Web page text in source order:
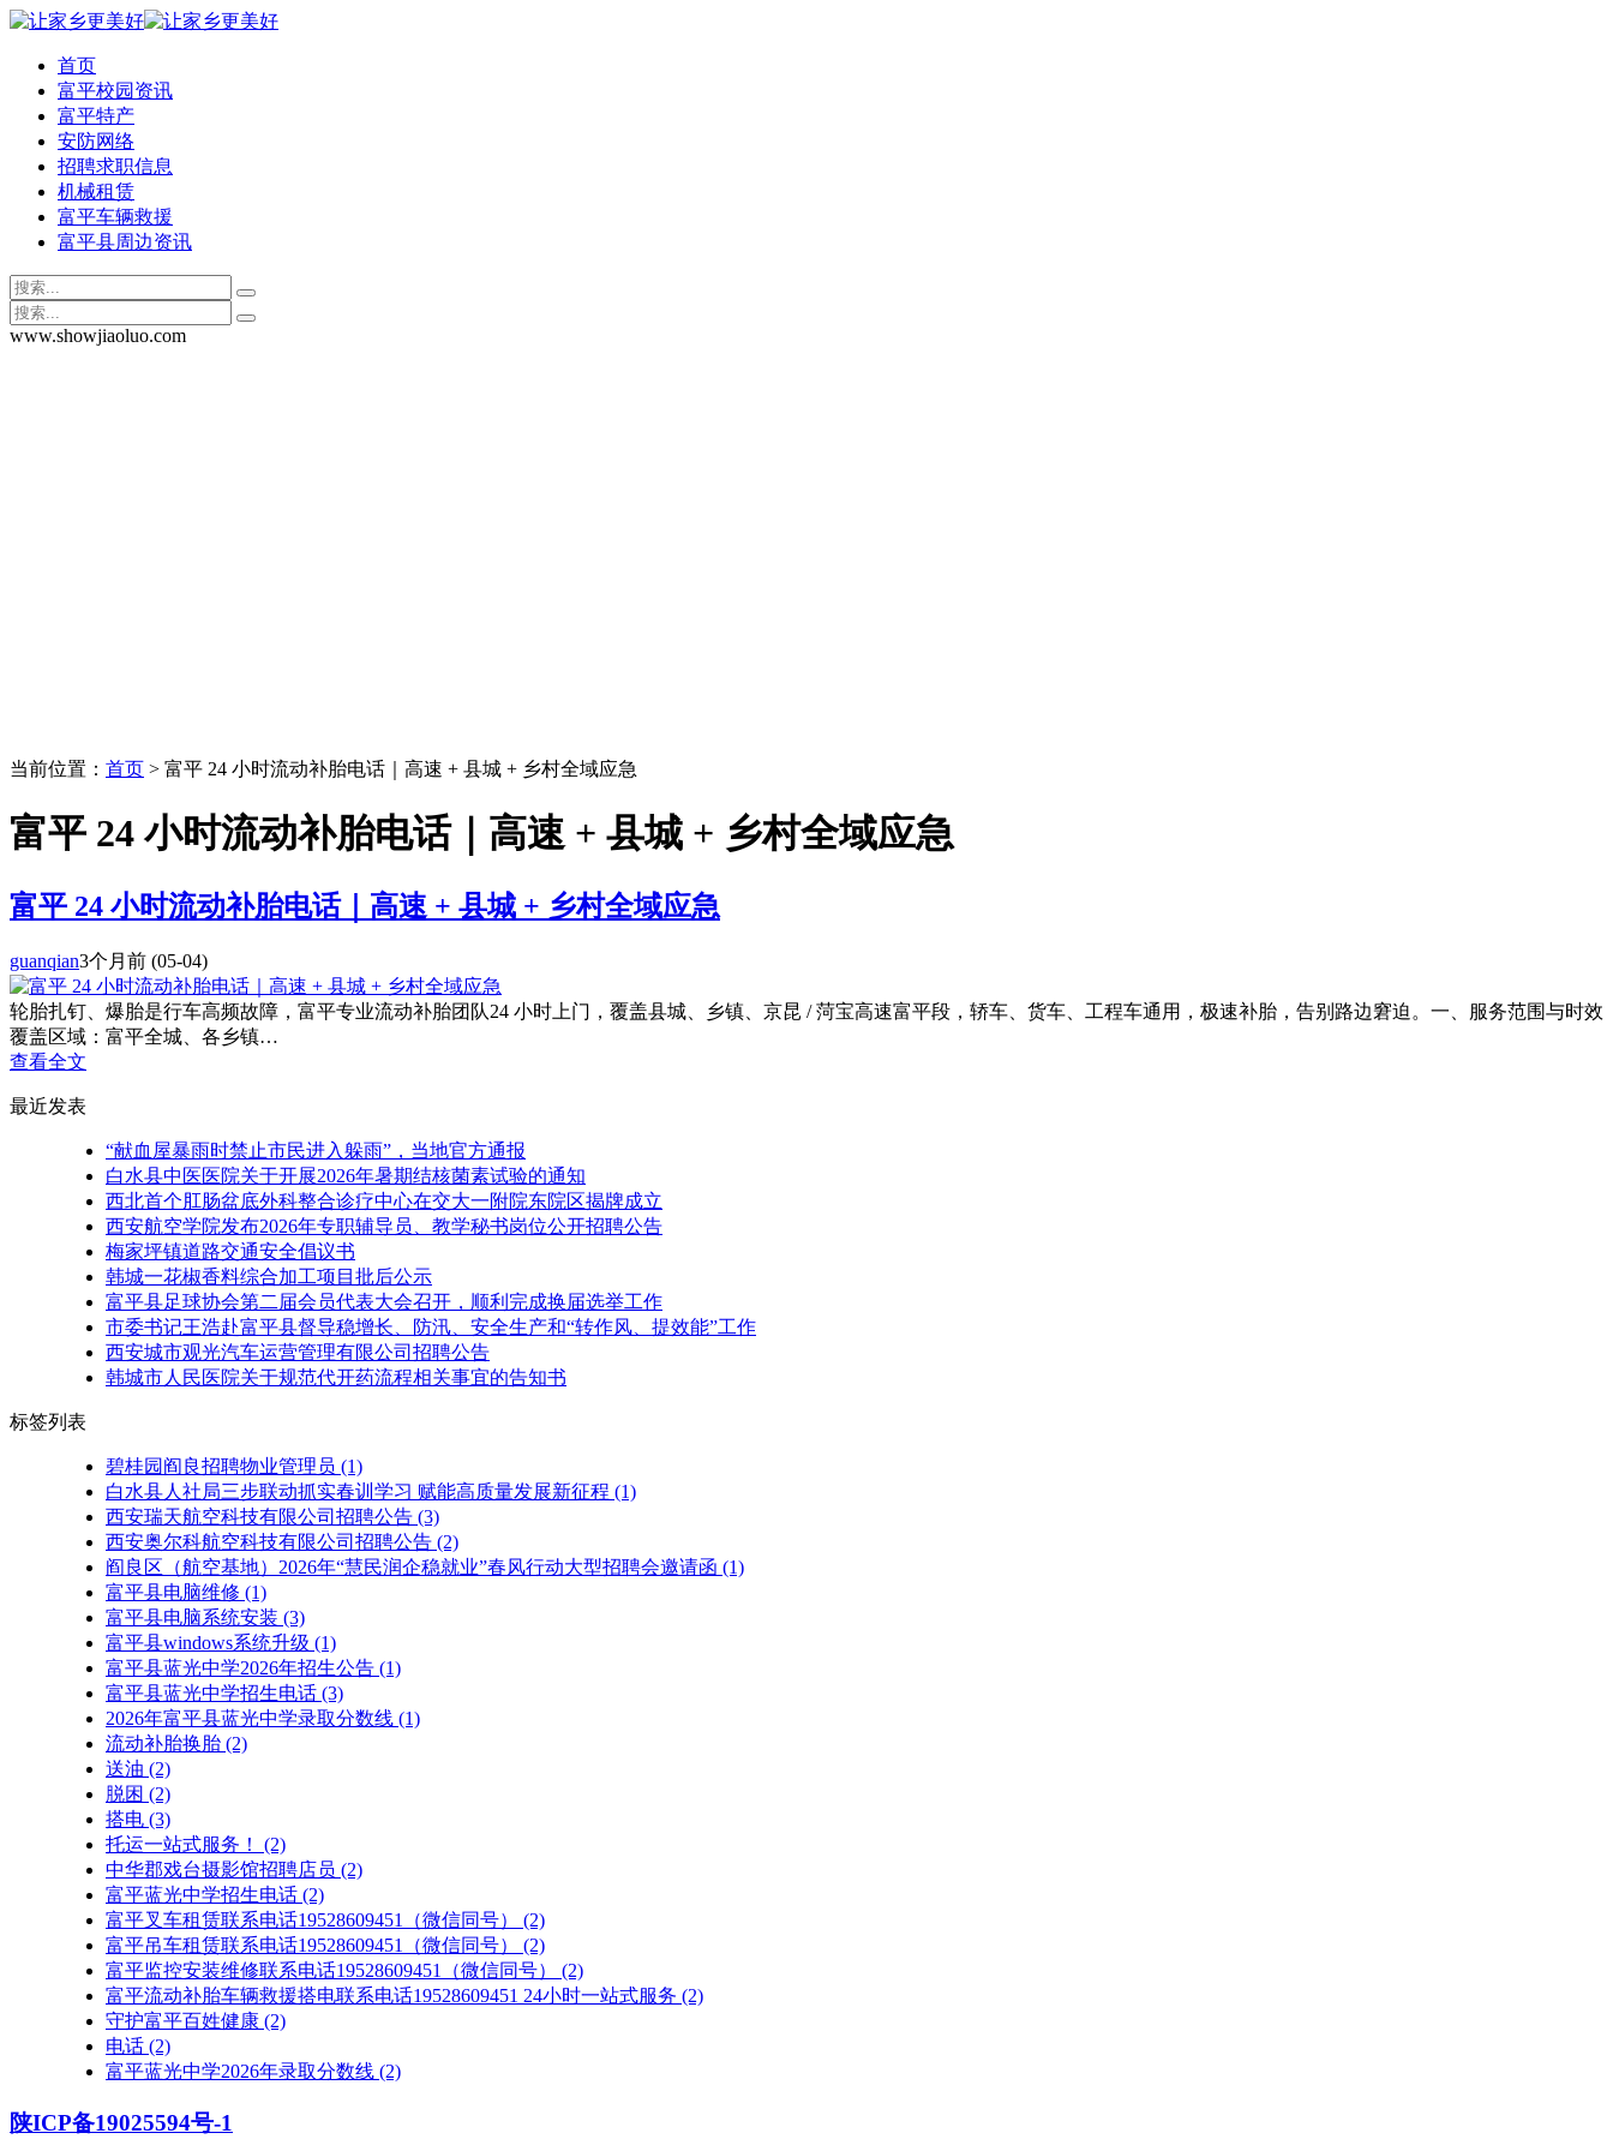
首页
富平校园资讯
富平特产
安防网络
招聘求职信息
机械租赁
富平车辆救援
富平县周边资讯
www.showjiaoluo.com
当前位置： 首页 > 富平 24 小时流动补胎电话｜高速 + 县城 + 乡村全域应急
富平 24 小时流动补胎电话｜高速 + 县城 + 乡村全域应急
富平 24 小时流动补胎电话｜高速 + 县城 + 乡村全域应急
guanqian3个月前 (05-04)
轮胎扎钉、爆胎是行车高频故障，富平专业流动补胎团队24 小时上门，覆盖县城、乡镇、京昆 / 菏宝高速富平段，轿车、货车、工程车通用，极速补胎，告别路边窘迫。一、服务范围与时效
覆盖区域：富平全城、各乡镇…
查看全文
最近发表
“献血屋暴雨时禁止市民进入躲雨”，当地官方通报
白水县中医医院关于开展2026年暑期结核菌素试验的通知
西北首个肛肠盆底外科整合诊疗中心在交大一附院东院区揭牌成立
西安航空学院发布2026年专职辅导员、教学秘书岗位公开招聘公告
梅家坪镇道路交通安全倡议书
韩城一花椒香料综合加工项目批后公示
富平县足球协会第二届会员代表大会召开，顺利完成换届选举工作
市委书记王浩赴富平县督导稳增长、防汛、安全生产和“转作风、提效能”工作
西安城市观光汽车运营管理有限公司招聘公告
韩城市人民医院关于规范代开药流程相关事宜的告知书
标签列表
碧桂园阎良招聘物业管理员 (1)
白水县人社局三步联动抓实春训学习 赋能高质量发展新征程 (1)
西安瑞天航空科技有限公司招聘公告 (3)
西安奥尔科航空科技有限公司招聘公告 (2)
阎良区（航空基地）2026年“慧民润企稳就业”春风行动大型招聘会邀请函 (1)
富平县电脑维修 (1)
富平县电脑系统安装 (3)
富平县windows系统升级 (1)
富平县蓝光中学2026年招生公告 (1)
富平县蓝光中学招生电话 (3)
2026年富平县蓝光中学录取分数线 (1)
流动补胎换胎 (2)
送油 (2)
脱困 (2)
搭电 (3)
托运一站式服务！
(2)
中华郡戏台摄影馆招聘店员 (2)
富平蓝光中学招生电话 (2)
富平叉车租赁联系电话19528609451（微信同号）
(2)
富平吊车租赁联系电话19528609451（微信同号）
(2)
富平监控安装维修联系电话19528609451（微信同号）
(2)
富平流动补胎车辆救援搭电联系电话19528609451 24小时一站式服务 (2)
守护富平百姓健康 (2)
电话 (2)
富平蓝光中学2026年录取分数线 (2)
陕ICP备19025594号-1